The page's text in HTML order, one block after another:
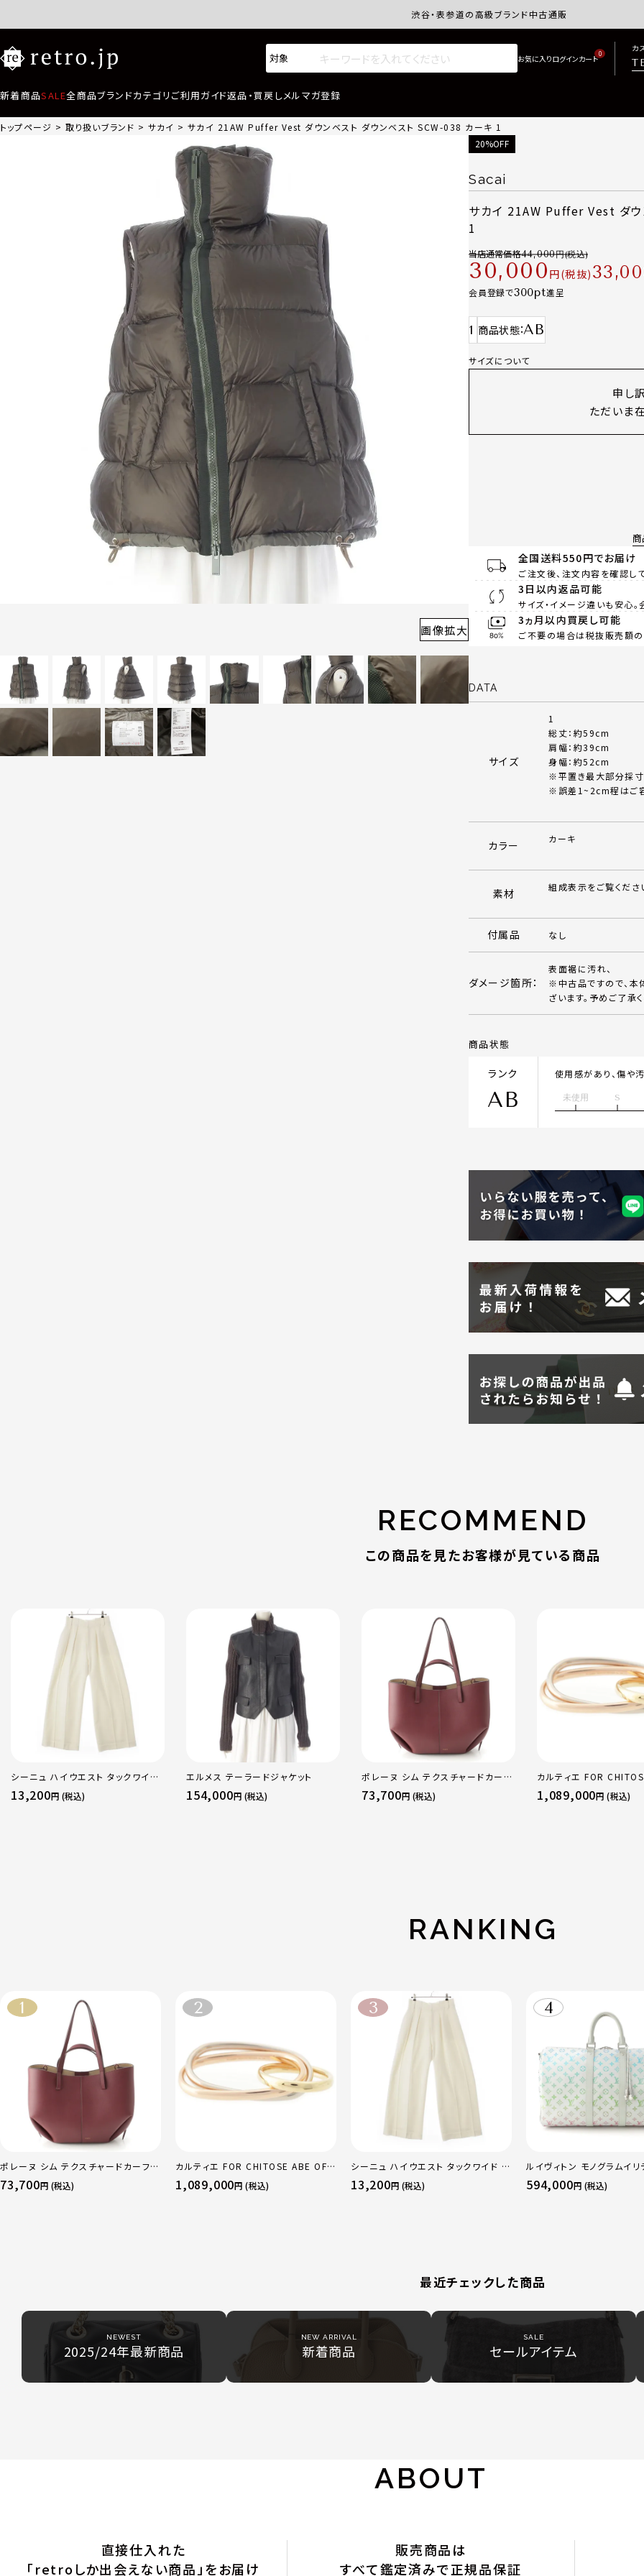
渋谷・表参道の高級ブランド中古通販サイトretro.jp商
0
カ
新着商品SALE全商品ブランドカテゴリ ご利用ガイド返品・買戻しメルマガ登録
トップページ 取り扱いブランド サカイ サカイ 21AW Puffer Vest ダウンベスト ダウンベスト SCW-038 カーキ 1
画像拡大
20%OFF
Sacai
サカイ 21AW Puffer Vest ダウ
1
当店通常価格44,000
30,000 税抜
会員登録で300 進呈
1 商品状態 AB
サイズについて
申し
ただいま
全国送料550円でお届け
ご注文後、注文内容を確認し
3日以内返品可能
サイズ・イメージ違いも安心
3ヵ月以内買戻し可能
ご不要の場合は税抜販売額の
DATA
サイズ
1
総丈：約59cm
肩幅：約39cm
身幅：約52cm
※平置き最大部分採寸
※誤差1~2cm程はご
カラー カーキ
素材 組成表示をご覧くださ
付属品 なし
ダメージ箇所：
表面裾に汚れ、
※中古品ですので、本
ざいます。予めご了承く
商品状態
ランク
AB
使用感があり、傷や
未使用 S
RECOMMEND
この商品を見たお客様が見ている商品
シーニュ ハイウエスト タックワイド
パンツ ボトムス オフホワイト 0
13,200円 (税込)
エルメス テーラードジャケット
154,000円 (税込)
ポレーヌ シム テクスチャードカーフ
レザー トートバッグ ダークチェリー
レギュラー
73,700円 (税込)
カルティエ FOR
sacai サカイ 750
トリニティ リング 指輪 マ
1,089,000円 (税込)
RANKING
ポレーヌ シム テクスチャードカーフレ
ザー トートバッグ ダークチェリー レギ
ュラー
73,700円 (税込)
カルティエ FOR CHITOSE ABE OF
sacai サカイ 750 YG×PG×WG ト
リニティ リング 指輪 マルチカラー 50
1,089,000円 (税込)
シーニュ ハイウエスト タックワイド パ
ンツ ボトムス オフホワイト 0
13,200円 (税込)
ルイヴィトン モノグラムイリ
ーポルバンドリエール45 ボ
グ M13915 マルチカラー
594,000円 (税込)
最近チェックした商品
NEWEST
2025/24年最新商品
NEW ARRIVAL
新着商品
SALE
セールアイテム
ABOUT
直接仕入れた
「retroしか出会えない商品」をお届け
販売商品は
すべて鑑定済みで正規品保証